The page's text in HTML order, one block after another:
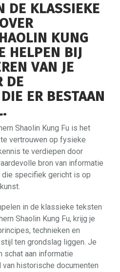
DE KLASSIEKE
KUNG
HELPEN BIJ
VAN JE
DE
ER BESTAAN
Shaolin Kung Fu is het
vertrouwen op fysieke
te verdiepen door
bron van informatie
specifiek gericht is op
in de klassieke teksten
Shaolin Kung Fu, krijg je
technieken en
ten grondslag liggen. Je
schat aan informatie
historische documenten